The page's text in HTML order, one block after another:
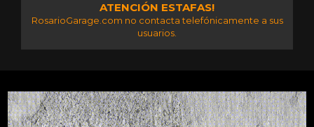
ATENCIÓN ESTAFAS!
RosarioGarage.com no contacta telefónicamente a sus
usuarios.